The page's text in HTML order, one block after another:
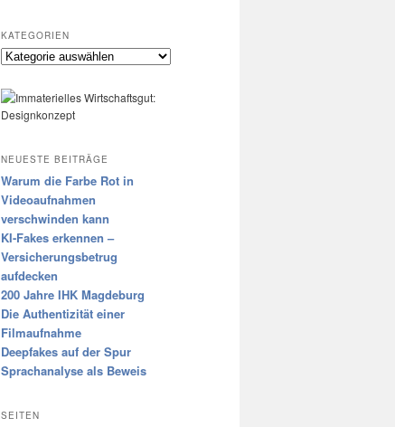
KATEGORIEN
Kategorien
NEUESTE BEITRÄGE
Warum die Farbe Rot in
Videoaufnahmen
verschwinden kann
KI-Fakes erkennen –
Versicherungsbetrug
aufdecken
200 Jahre IHK Magdeburg
Die Authentizität einer
Filmaufnahme
Deepfakes auf der Spur
Sprachanalyse als Beweis
SEITEN